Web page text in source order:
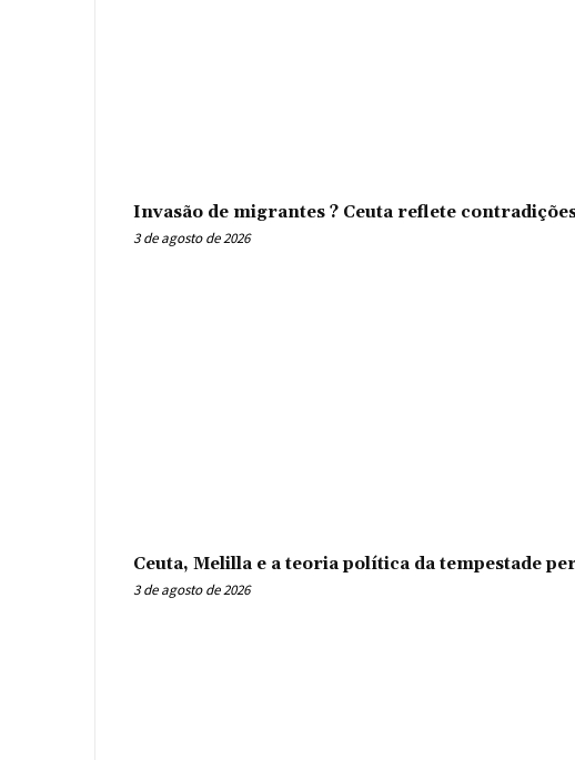
Invasão de migrantes ? Ceuta reflete
3 de agosto de 2026
Ceuta, Melilla e a teoria política da tempestade
3 de agosto de 2026